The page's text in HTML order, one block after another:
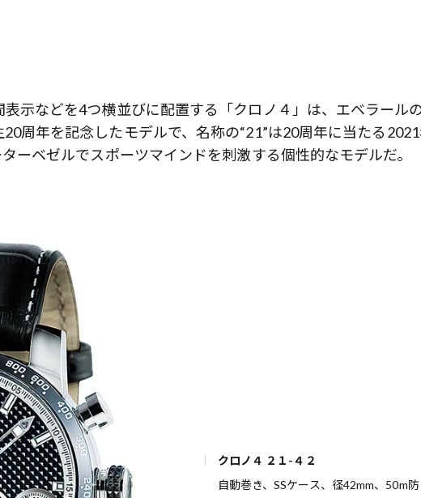
示などを4つ横並びに配置する「クロノ４」は、エベラール
周年を記念したモデルで、名称の“21”は20周年に当たる
ーベゼルでスポーツマインドを刺激する個性的なモデルだ。
クロノ４ ２１-４２
自動巻き、SSケース、径42mm、50m防